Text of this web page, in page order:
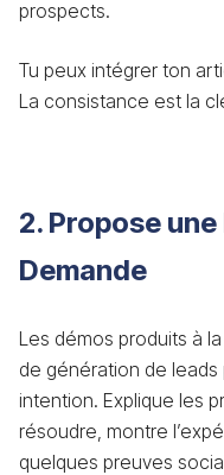
prospects.
Tu peux intégrer ton
La consistance est la
2. Propose
Demande
Les démos produits à
de génération de
intention. Explique les
résoudre, montre
quelques preuves